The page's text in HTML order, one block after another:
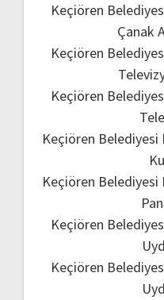
Keçiören
Çanak
Keçiören
Keçiören
Keçiören Belediyesi
Keçiören Belediyesi
Keçiören
Keçiören